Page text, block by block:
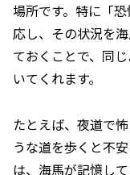
場所です。特に「
応し、その状況を
ておくことで、同
いてくれます。
たとえば、夜道で
うな道を歩くと不
は、海馬が記憶し